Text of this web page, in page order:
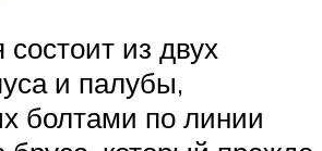
состоит из двух
и палубы,
болтами по линии